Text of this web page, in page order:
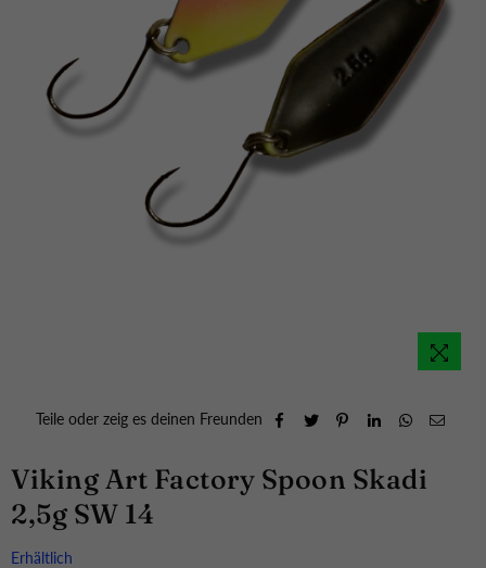
Teile oder zeig es deinen Freunden
Viking Art Factory Spoon Skadi
2,5g SW 14
Erhältlich